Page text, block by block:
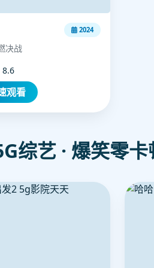
2024
决战
8.6
观看
综艺 · 爆笑零卡